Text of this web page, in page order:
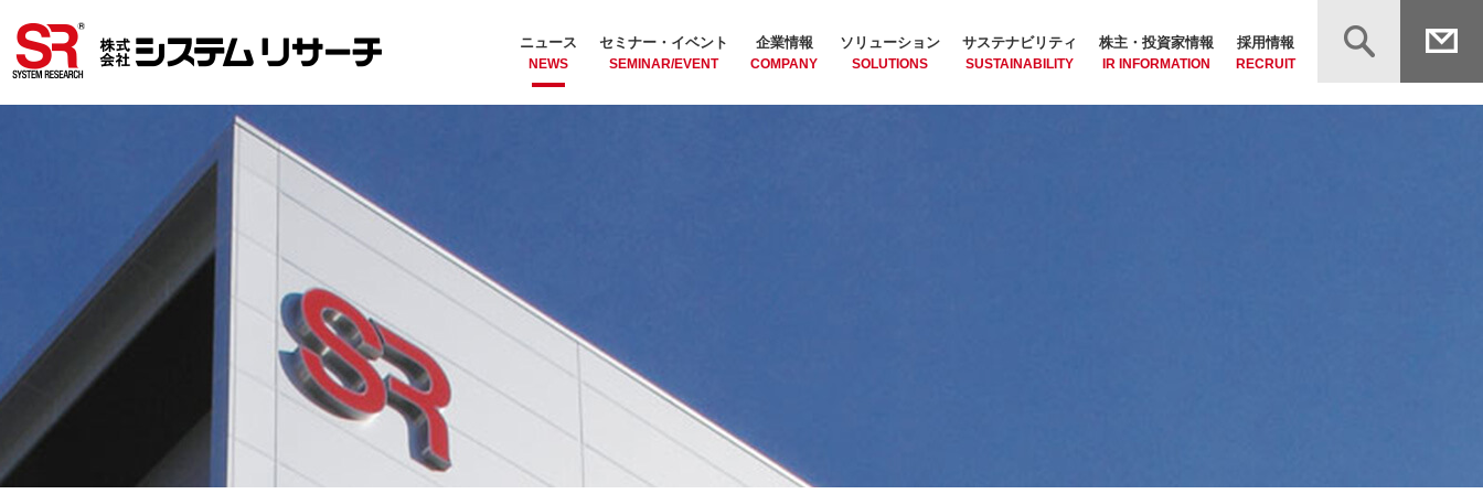
ニュース
NEWS
セミナー・イベント
SEMINAR/EVENT
企業情報
COMPANY
ソリューション
SOLUTIONS
サステナビリティ
SUSTAINABILITY
株主・投資家情報
IR INFORMATION
採用情報
RECRUIT